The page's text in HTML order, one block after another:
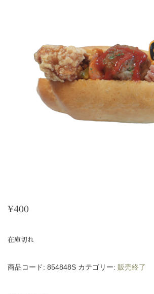
¥400
在庫切れ
商品コード: 854848S カテゴリー: 販売終了